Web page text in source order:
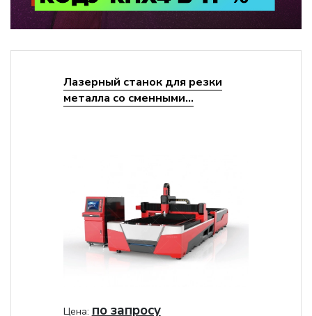
Лазерный станок для резки
металла со сменными...
Цена: по запросу